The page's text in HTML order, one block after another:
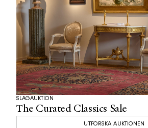
The Curated Classics Sale
SLAGAUKTION
UTFORSKA AUKTIONEN